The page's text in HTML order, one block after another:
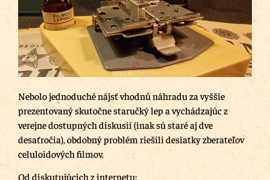
Nebolo jednoduché nájsť vhodnú náhradu za vyššie
prezentovaný skutočne staručký lep a vychádzajúc z
verejne dostupných diskusií (inak sú staré aj dve
desaťročia), obdobný problém riešili desiatky zberateľov
celuloidových filmov.
Od diskutujúcich z internetu: